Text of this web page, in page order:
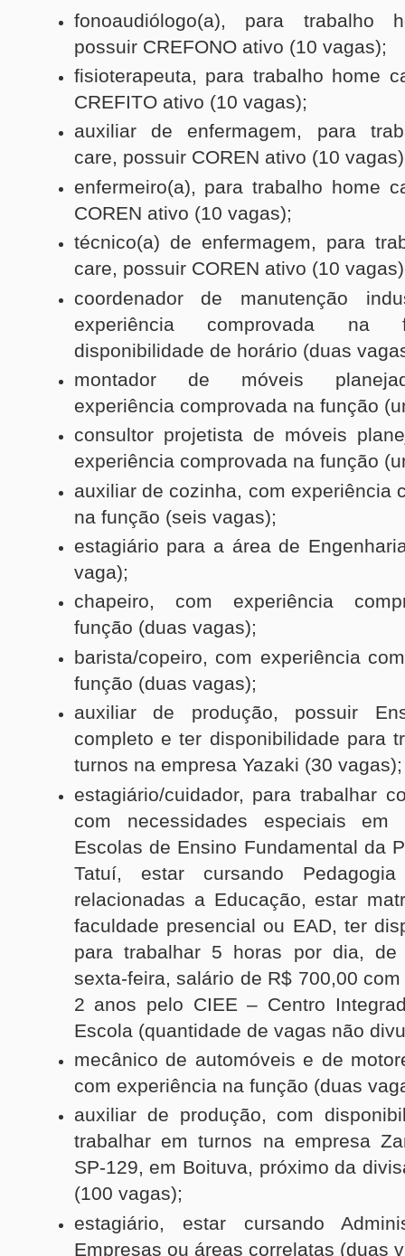
fonoaudiólogo(a), para trabalho
possuir CREFONO ativo (10 vagas);
fisioterapeuta, para trabalho home
CREFITO ativo (10 vagas);
auxiliar de enfermagem, para
care, possuir COREN ativo (10
enfermeiro(a), para trabalho home
COREN ativo (10 vagas);
técnico(a) de enfermagem, para
care, possuir COREN ativo (10
coordenador de manutenção
experiência comprovada na
disponibilidade de horário (duas
montador de móveis
experiência comprovada na função
consultor projetista de móveis
experiência comprovada na função
auxiliar de cozinha, com experiência
na função (seis vagas);
estagiário para a área de
vaga);
chapeiro, com experiência
função (duas vagas);
barista/copeiro, com experiência
função (duas vagas);
auxiliar de produção, possuir
completo e ter disponibilidade para
turnos na empresa Yazaki (30
estagiário/cuidador, para trabalhar
com necessidades especiais em
Escolas de Ensino Fundamental da
Tatuí, estar cursando
relacionadas a Educação, estar
faculdade presencial ou EAD, ter
para trabalhar 5 horas por dia, de
sexta-feira, salário de R$ 700,00
2 anos pelo CIEE – Centro
Escola (quantidade de vagas não
mecânico de automóveis e de
com experiência na função (duas
auxiliar de produção, com
trabalhar em turnos na empresa
SP-129, em Boituva, próximo da
(100 vagas);
estagiário, estar cursando
Empresas ou áreas correlatas (duas